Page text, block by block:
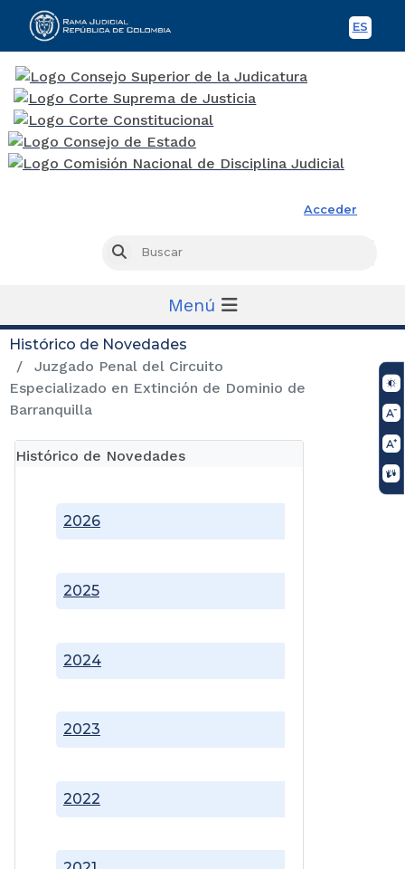
ES
Acceder
Buscar
Menú
Histórico de Novedades
Juzgado Penal del Circuito
Especializado en Extinción de Dominio de
Barranquilla
Histórico de Novedades
2022
2023
2024
2025
2026